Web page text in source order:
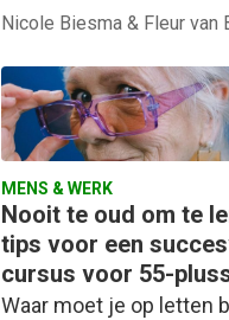
Nicole Biesma & Fleur van
MENS & WERK
Nooit te oud om te
tips voor een
cursus voor 55-
Waar moet je op letten